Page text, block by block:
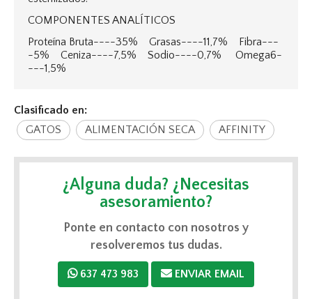
COMPONENTES ANALÍTICOS
Proteína Bruta----35% Grasas----11,7% Fibra---
-5% Ceniza----7,5% Sodio----0,7% Omega6-
---1,5%
Clasificado en:
GATOS
ALIMENTACIÓN SECA AFFINITY
¿Alguna duda? ¿Necesitas
asesoramiento?
Ponte en contacto con nosotros y
resolveremos tus dudas.
637 473 983 ENVIAR EMAIL